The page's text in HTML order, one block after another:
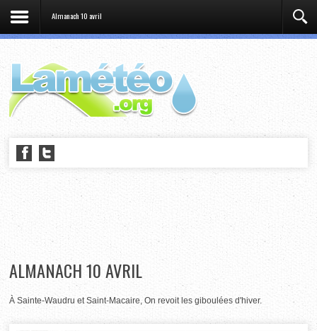
Almanach 10 avril
ALMANACH 10 AVRIL
À Sainte-Waudru et Saint-Macaire, On revoit les giboulées d'hiver.